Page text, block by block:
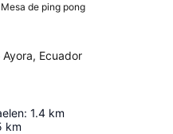
Mesa de ping pong
Ecuador
: 1.4 km
km